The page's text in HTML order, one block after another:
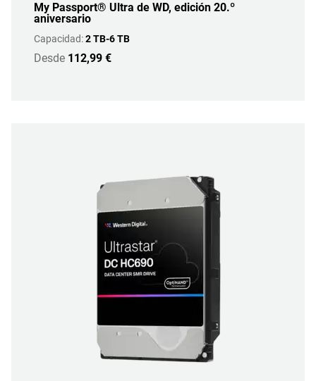
My Passport® Ultra de WD, edición 20.º
aniversario
Capacidad:2 TB-6 TB
Desde 112,99 €